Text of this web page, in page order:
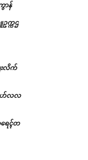
ာန်
က္ကဌ
းလိက်
ၜိုဟ်လလ
ေၚ်တ